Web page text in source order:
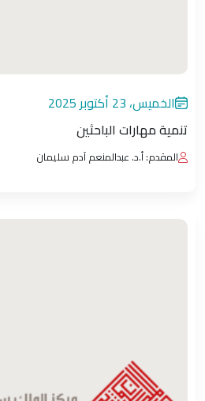
الخميس، 23 أكتوبر 2025
تنمية مهارات الباحثين
المقدم: أ.د. عبدالمنعم آدم سليمان